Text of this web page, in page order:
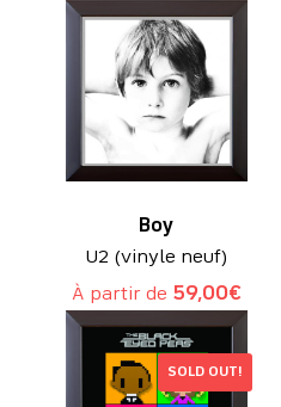
Boy
U2 (vinyle neuf)
À partir de 59,00€
SOLD OUT!